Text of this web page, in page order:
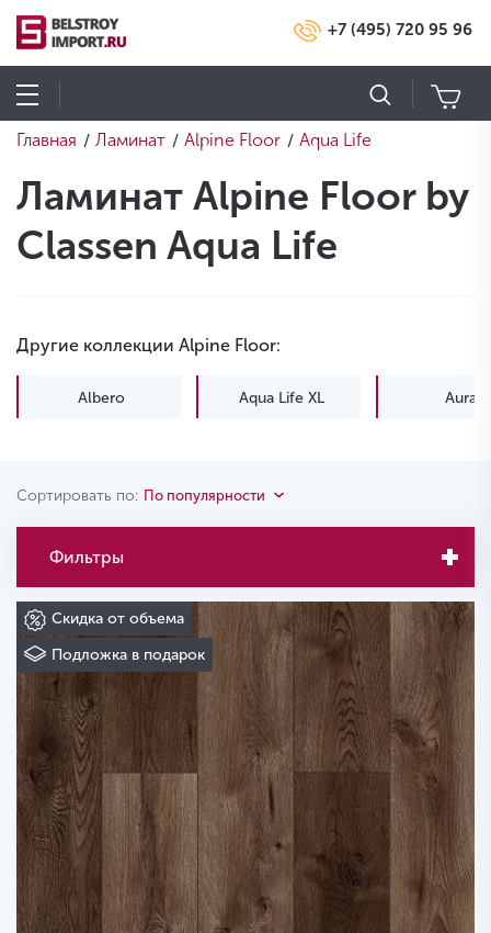
+7 (495) 720 95 96
Главная / Ламинат / Alpine Floor / Aqua Life
Ламинат Alpine Floor by
Classen Aqua Life
Другие коллекции Alpine Floor:
Albero Aqua Life XL Aura
Сортировать по: По популярности
Фильтры
Скидка от объема
Подложка в подарок